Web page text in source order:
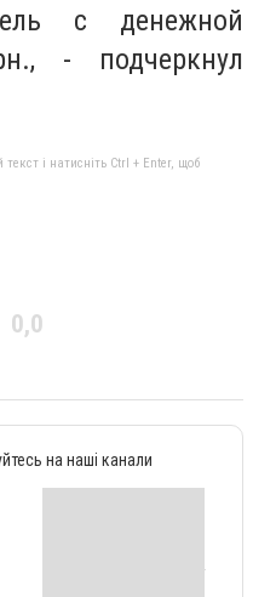
с денежной
- подчеркнул
і натисніть Ctrl + Enter, щоб
0,0
на наші канали